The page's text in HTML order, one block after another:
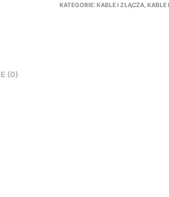
KATEGORIE:KABLE I ZŁĄCZA ,KABLE
(0)